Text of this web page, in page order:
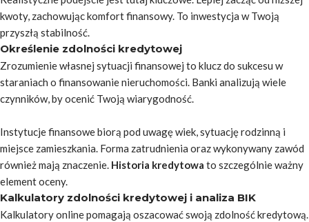
kwoty, zachowując komfort finansowy. To inwestycja w Twoją
przyszłą stabilność.
Określenie zdolności kredytowej
Zrozumienie własnej sytuacji finansowej to klucz do sukcesu w
staraniach o finansowanie nieruchomości. Banki analizują wiele
czynników, by ocenić Twoją wiarygodność.
Instytucje finansowe biorą pod uwagę wiek, sytuację rodzinną i
miejsce zamieszkania. Forma zatrudnienia oraz wykonywany zawód
również mają znaczenie. Historia kredytowa to szczególnie ważny
element oceny.
Kalkulatory zdolności kredytowej i analiza BIK
Kalkulatory online pomagają oszacować swoją zdolność kredytową.